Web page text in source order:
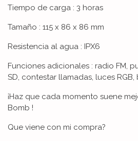
Tiempo de carga : 3 horas
Tamaño : 115 x 86 x 86 mm
Resistencia al agua : IPX6
Funciones adicionales : radio FM,
SD, contestar llamadas, luces
¡Haz que cada momento suene
Bomb !
Que viene con mi compra?